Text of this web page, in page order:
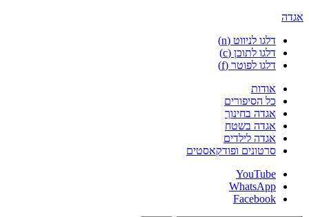
אגדה
דלגו לניווט (n)
דלגו לתוכן (c)
דלגו לפוטר (f)
אודות
כל הסיפורים
אגדה בחינוך
אגדה בשטח
אגדה לילדים
סרטונים ופודקאסטים
YouTube
WhatsApp
Facebook